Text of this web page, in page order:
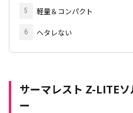
5 軽量＆コンパクト
6 ヘタレない
サーマレスト Z-LITE
ー